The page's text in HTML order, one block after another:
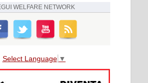
WELFARE NETWORK
Select Language ▼